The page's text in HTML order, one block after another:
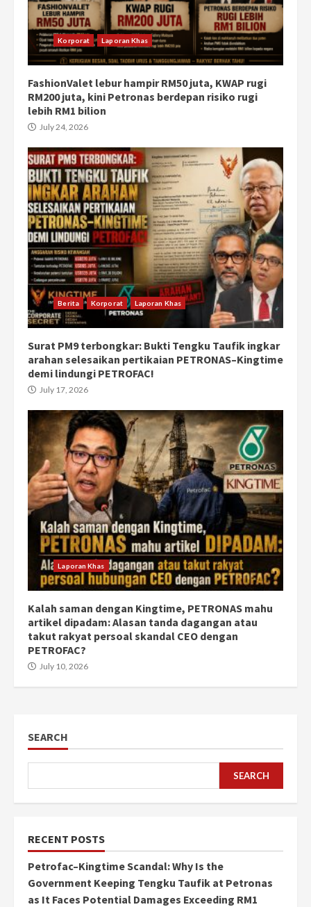
Korporat Laporan Khas
FashionValet lebur hampir RM50 juta, KWAP rugi
RM200 juta, kini Petronas berdepan risiko rugi
lebih RM1 bilion
July 24, 2026
Berita Korporat Laporan Khas
Surat PM9 terbongkar: Bukti Tengku Taufik ingkar
arahan selesaikan pertikaian PETRONAS–Kingtime
demi lindungi PETROFAC!
July 17, 2026
Laporan Khas
Kalah saman dengan Kingtime, PETRONAS mahu
artikel dipadam: Alasan tanda dagangan atau
takut rakyat persoal skandal CEO dengan
PETROFAC?
July 10, 2026
SEARCH
SEARCH
RECENT POSTS
Petrofac–Kingtime Scandal: Why Is the
Government Keeping Tengku Taufik at Petronas
as It Faces Potential Damages Exceeding RM1